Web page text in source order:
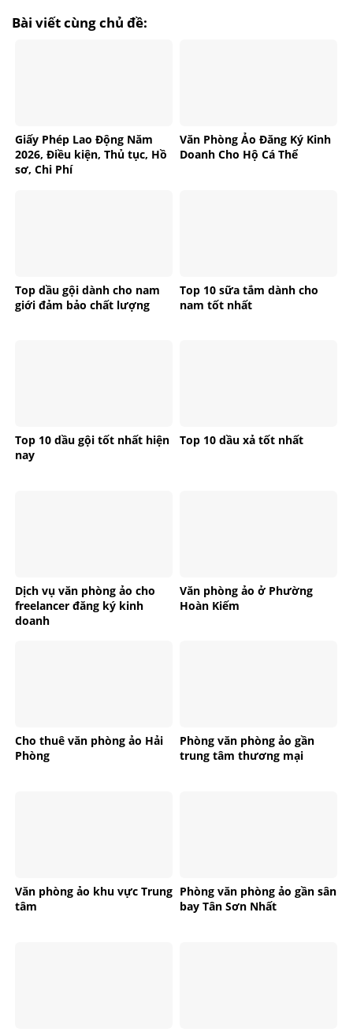
Bài viết cùng chủ đề:
Giấy Phép Lao Động Năm
2026, Điều kiện, Thủ tục, Hồ
sơ, Chi Phí
Văn Phòng Ảo Đăng Ký Kinh
Doanh Cho Hộ Cá Thể
Top dầu gội dành cho nam
giới đảm bảo chất lượng
Top 10 sữa tắm dành cho
nam tốt nhất
Top 10 dầu gội tốt nhất hiện
nay
Top 10 dầu xả tốt nhất
Dịch vụ văn phòng ảo cho
freelancer đăng ký kinh
doanh
Văn phòng ảo ở Phường
Hoàn Kiếm
Cho thuê văn phòng ảo Hải
Phòng
Phòng văn phòng ảo gần
trung tâm thương mại
Văn phòng ảo khu vực Trung
tâm
Phòng văn phòng ảo gần sân
bay Tân Sơn Nhất